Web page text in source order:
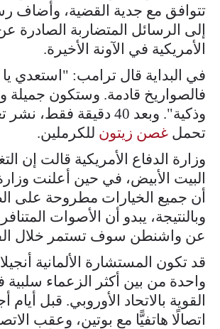
تتوافق مع جدية القضية، وأضاف
إلى الرسائل المتضاربة الصادرة عن
الأمريكية في الآونة الأخيرة.
في البداية قال ترامب: "استعدي يا
فالصواريخ قادمة. وستكون جميلة
وذكية". وبعد 40 دقيقة
تحمل غصن زيتون للكرملين.
وزارة الدفاع الأمريكية قالت إن
البيت الأبيض، في حين أعلنت
أن جميع الخيارات مطروحة على
وبالنتيجة، يبدو أن الأصوات
عن واشنطن سوف تستمر خلال
قد تكون المستشارة الألمانية
واحدة من بين أكثر الزعماء سلبية
القوية بالاتحاد الأوروبي. قبل
اتصالًا هاتفيًّا مع بوتين، وعقب